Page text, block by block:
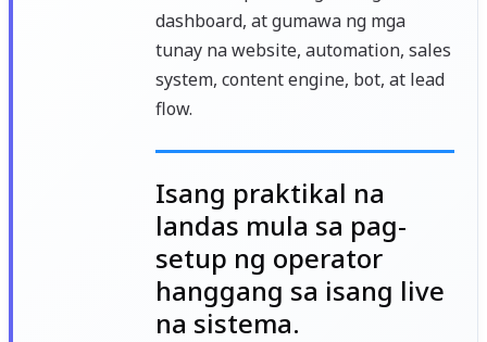
dashboard, at gumawa ng mga
tunay na website, automation, sales
system, content engine, bot, at lead
flow.
Isang praktikal na
landas mula sa pag-
setup ng operator
hanggang sa isang live
na sistema.